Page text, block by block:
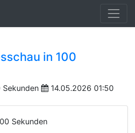
in 100
Sekunden 14.05.2026 01:50
Sekunden